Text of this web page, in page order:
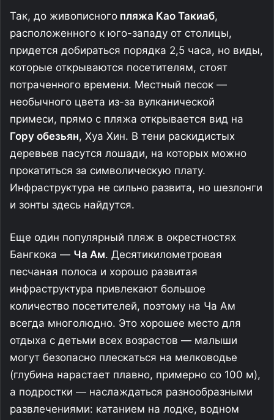
Так, до живописного пляжа Као Такиаб,
расположенного к юго-западу от столицы,
придется добираться порядка 2,5 часа, но виды,
которые открываются посетителям, стоят
потраченного времени. Местный песок —
необычного цвета из-за вулканической
примеси, прямо с пляжа открывается вид на
Гору обезьян, Хуа Хин. В тени раскидистых
деревьев пасутся лошади, на которых можно
прокатиться за символическую плату.
Инфраструктура не сильно развита, но шезлонги
и зонты здесь найдутся.
Еще один популярный пляж в окрестностях
Бангкока — Ча Ам. Десятикилометровая
песчаная полоса и хорошо развитая
инфраструктура привлекают большое
количество посетителей, поэтому на Ча Ам
всегда многолюдно. Это хорошее место для
отдыха с детьми всех возрастов — малыши
могут безопасно плескаться на мелководье
(глубина нарастает плавно, примерно со 100 м),
а подростки — наслаждаться разнообразными
развлечениями: катанием на лодке, водном